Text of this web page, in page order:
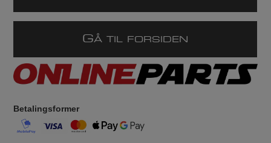
GÅ TIL FORSIDEN
Betalingsformer